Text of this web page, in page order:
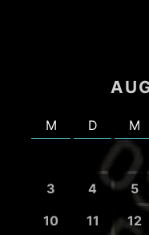
M D M
3
4 5
10
11 12